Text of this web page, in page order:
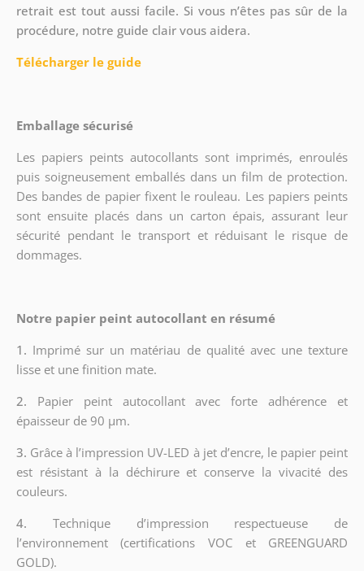
retrait est tout aussi facile. Si vous n’êtes pas sûr de la
procédure, notre guide clair vous aidera.
Télécharger le guide
Emballage sécurisé
Les papiers peints autocollants sont imprimés, enroulés
puis soigneusement emballés dans un film de protection.
Des bandes de papier fixent le rouleau. Les papiers peints
sont ensuite placés dans un carton épais, assurant leur
sécurité pendant le transport et réduisant le risque de
dommages.
Notre papier peint autocollant en résumé
1. Imprimé sur un matériau de qualité avec une texture
lisse et une finition mate.
2. Papier peint autocollant avec forte adhérence et
épaisseur de 90 µm.
3. Grâce à l’impression UV-LED à jet d’encre, le papier peint
est résistant à la déchirure et conserve la vivacité des
couleurs.
4. Technique d’impression respectueuse de
l’environnement (certifications VOC et GREENGUARD
GOLD).